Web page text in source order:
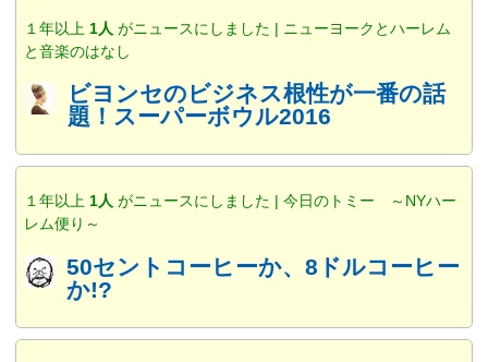
１年以上 1人 がニュースにしました | ニューヨークとハーレム
と音楽のはなし
ビヨンセのビジネス根性が一番の話
題！スーパーボウル2016
１年以上 1人 がニュースにしました | 今日のトミー ～NYハー
レム便り～
50セントコーヒーか、8ドルコーヒー
か!?